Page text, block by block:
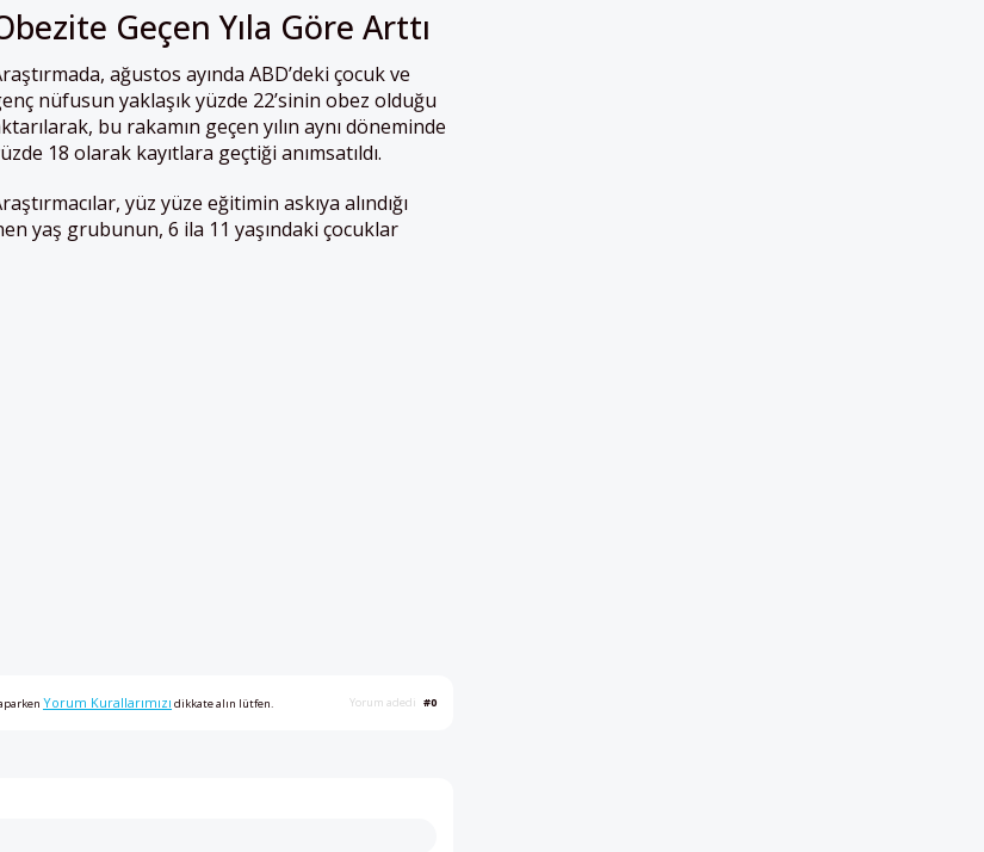
Geçen Yıla Göre Arttı
ağustos ayında ABD’deki çocuk ve
nüfusun yaklaşık yüzde 22’sinin obez olduğu
bu rakamın geçen yılın aynı döneminde
18 olarak kayıtlara geçtiği anımsatıldı.
yüz yüze eğitimin askıya alındığı
yaş grubunun, 6 ila 11 yaşındaki çocuklar
Yorum Kurallarımızı dikkate alın lütfen. Yorum adedi #0